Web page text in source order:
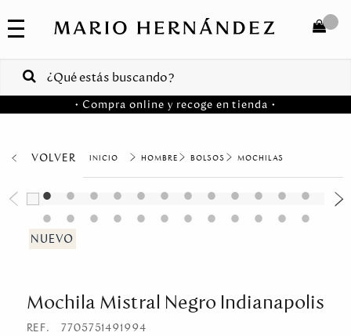
COLECCIONES
VENTAS
CORPORATIVAS
Venezuela
COMPRAR
• Compra online y recoge en tienda •
VOLVER HOMBRE BOLSOS MOCHILAS
Mochila Mistral Negro Indianapolis
REF. 7705751491994